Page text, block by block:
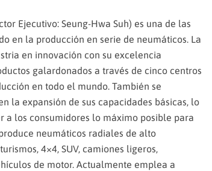
Ejecutivo: Seung-Hwa Suh) es una de las
en la producción en serie de neumáticos. La
en innovación con su excelencia
galardonados a través de cinco centros
en todo el mundo. También se
la expansión de sus capacidades básicas, lo
a los consumidores lo máximo posible para
neumáticos radiales de alto
4×4, SUV, camiones ligeros,
de motor. Actualmente emplea a